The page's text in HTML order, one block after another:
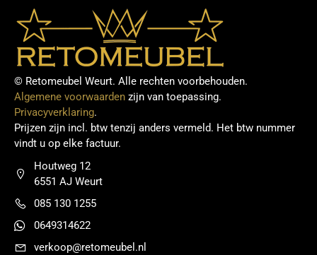
© Retomeubel Weurt. Alle rechten voorbehouden.
Algemene voorwaarden zijn van toepassing.
Privacyverklaring.
Prijzen zijn incl. btw tenzij anders vermeld. Het btw nummer
vindt u op elke factuur.
Houtweg 12
6551 AJ Weurt
085 130 1255
0649314622
verkoop@retomeubel.nl